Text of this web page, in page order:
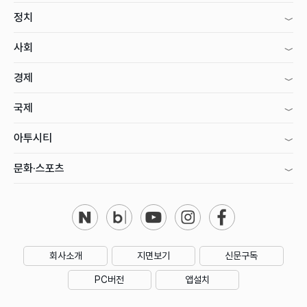
정치
사회
경제
국제
아투시티
문화·스포츠
회사소개 지면보기 신문구독
PC버전 앱설치